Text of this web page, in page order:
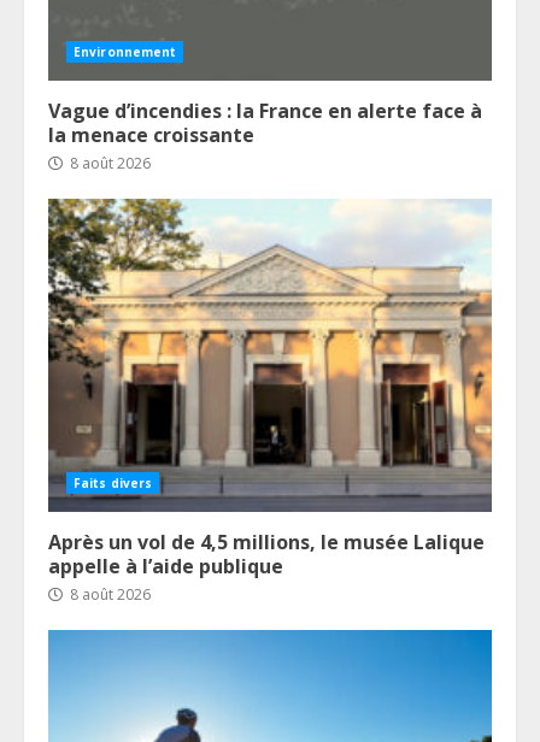
Environnement
Vague d’incendies : la France en alerte face à
la menace croissante
8 août 2026
Faits divers
Après un vol de 4,5 millions, le musée Lalique
appelle à l’aide publique
8 août 2026